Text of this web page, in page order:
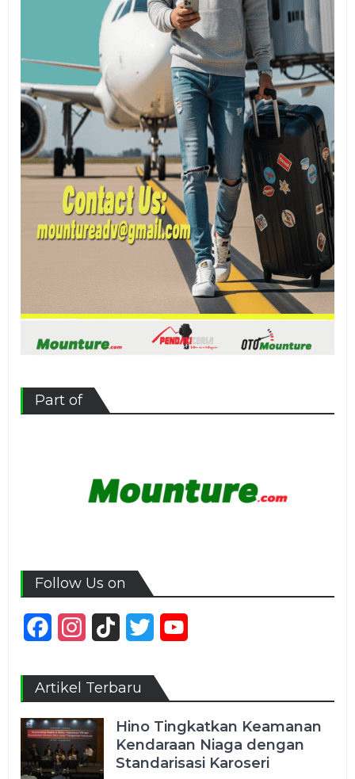
Part of
Follow Us on
FacebookInstagram
TikTok Twitter
Artikel Terbaru
Hino Tingkatkan Keamanan
Kendaraan Niaga dengan
Standarisasi Karoseri